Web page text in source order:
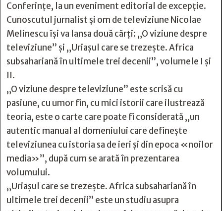
Conferinţe, la un eveniment editorial de excepţie.
Cunoscutul jurnalist şi om de televiziune Nicolae
Melinescu îşi va lansa două cărţi: „O viziune despre
televiziune” şi „Uriaşul care se trezeşte. Africa
subsahariană în ultimele trei decenii”, volumele I şi
II.
„O viziune despre televiziune” este scrisă cu
pasiune, cu umor fin, cu mici istorii care ilustrează
teoria, este o carte care poate fi considerată „un
autentic manual al domeniului care defineşte
televiziunea cu istoria sa de ieri şi din epoca «noilor
media»”, după cum se arată în prezentarea
volumului.
„Uriaşul care se trezeşte. Africa subsahariană în
ultimele trei decenii” este un studiu asupra